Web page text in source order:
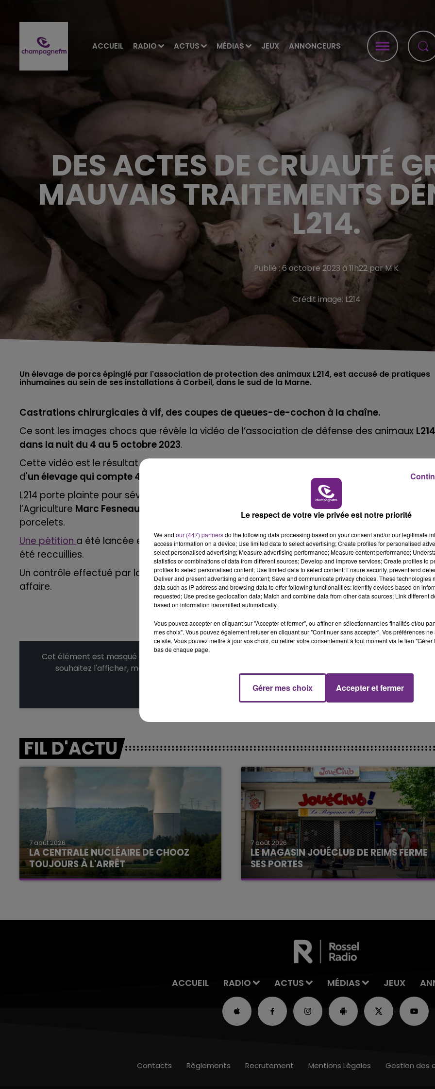
ACCUEIL RADIO ACTUS MÉDIAS JEUX ANNONCEURS
LE WEEK-END CHAMPAGNE FM BEST OF
DES ACTES DE CRUAUTÉ
MAUVAIS TRAITEMENTS
L214.
Publié : 6 octobre 2023 à 11h22 par M K
Crédit image: L214
Un élevage de porcs épinglé par l'association de protection des animaux L214, est accusé de pratiques
inhumaines au sein de ses installations à Corbeil, dans le sud de la Marne.
Castrations chirurgicales à vif, des coupes de queues-de-cochon à la chaîne.
Ce sont les images chocs que révèle la vidéo de l’association de défense des animaux L214
dans la nuit du 4 au 5 octobre 2023.
Cette vidéo est le résultat d'une enquête effectuée entre mai et septembre 2023, au sein
d'un élevage qui compte 4 000 animaux situé à Corbeil dans la Marne.
L214 porte plainte pour sévices graves et mauvais traitements, et appelle le ministre de
l’Agriculture Marc Fesneau à mettre fin à toute forme de castration et au claquage des
porcelets.
Une pétition a été lancée en conséquence par l'association, plus de68 582 signaturesont
été reccuillies.
Un contrôle effectué par la préfecture, devrait avoir une incidence sur la suite de cette
affaire.
Cet élément est masqué compte-tenu du refus du dépôt de cookies que vous avez exprimé. Si vous
souhaitez l'afficher, merci de nous donner votre accord en cliquant sur le bouton ci-dessous.
Afficher l'élément
FIL D'ACTU
7 août 2026
LA CENTRALE NUCLÉAIRE DE CHOOZ
TOUJOURS À L'ARRÊT
Cela fait déjà une semaine que la centrale
7 août 2026
LE MAGASIN JOUÉCLUB DE REIMS FERME
SES PORTES
C'était l'une des institutions du centre-ville
FM BEST OF
11h00 - 16h00
Le week-end Champagne FM
ACCUEIL RADIO ACTUS MÉDIAS JEUX
Contacts Règlements Recrutement Mentions Légales Gestion des
Le respect de votre vie privée est notre priorité
We and our (447) partnersdo the following data processing based on your consent and/or our legitimate
access information on a device; Use limited data to select advertising; Create profiles for personalised
select personalised advertising; Measure advertising performance; Measure content performance;
statistics or combinations of data from different sources; Develop and improve services; Create profiles to
profiles to select personalised content; Use limited data to select content; Ensure security, prevent and
Deliver and present advertising and content; Save and communicate privacy choices. These technologies
data such as IP address and browsing data to offer following functionalities: Identify devices based on
requested; Use precise geolocation data; Match and combine data from other data sources; Link different
based on information transmitted automatically.
Vous pouvez accepter en cliquant sur "Accepter et fermer", ou affiner en sélectionnant les finalités et/ou
mes choix". Vous pouvez également refuser en cliquant sur "Continuer sans accepter". Vos préférences
ce site. Vous pouvez mettre à jour vos choix, ou retirer votre consentement à tout moment via le lien
bas de chaque page.
Gérer mes choix Accepter et fermer